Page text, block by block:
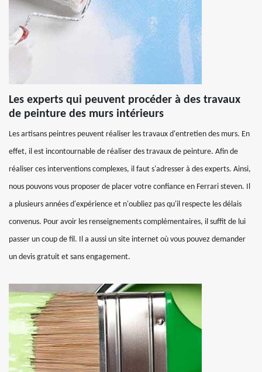
Les experts qui peuvent procéder à des travaux
de peinture des murs intérieurs
Les artisans peintres peuvent réaliser les travaux d'entretien des murs. En
effet, il est incontournable de réaliser des travaux de peinture. Afin de
réaliser ces interventions complexes, il faut s'adresser à des experts. Ainsi,
nous pouvons vous proposer de placer votre confiance en Ferrari steven. Il
a plusieurs années d'expérience et n'oubliez pas qu'il respecte les délais
convenus. Pour avoir les renseignements complémentaires, il suffit de lui
passer un coup de fil. Il a aussi un site internet où vous pouvez demander
un devis gratuit et sans engagement.